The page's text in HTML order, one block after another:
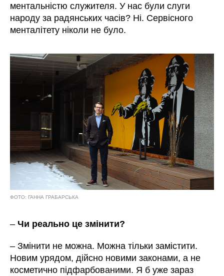
ментальністю служителя. У нас були слуги
народу за радянських часів? Ні. Сервісного
менталітету ніколи не було.
ФОТО: ГАННА ГРАБАРСЬКА
– Чи реально це змінити?
– Змінити не можна. Можна тільки замістити.
Новим урядом, дійсно новими законами, а не
косметично підфарбованими. Я б уже зараз